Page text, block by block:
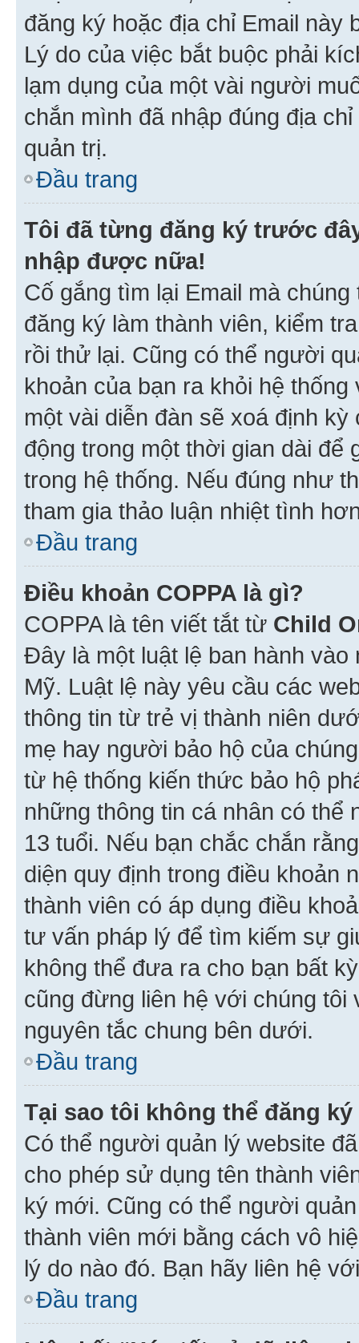
đăng ký hoặc địa chỉ Email này
Lý do của việc bắt buộc phải
lạm dụng của một vài người
chắn mình đã nhập đúng địa
quản trị.
Đầu trang
Tôi đã từng đăng ký trước
nhập được nữa!
Cố gắng tìm lại Email mà
đăng ký làm thành viên, kiểm
rồi thử lại. Cũng có thể người
khoản của bạn ra khỏi hệ
một vài diễn đàn sẽ xoá định
động trong một thời gian dài
trong hệ thống. Nếu đúng như
tham gia thảo luận nhiệt tình
Đầu trang
Điều khoản COPPA là gì?
COPPA là tên viết tắt từ Child
Đây là một luật lệ ban hành
Mỹ. Luật lệ này yêu cầu các
thông tin từ trẻ vị thành niên
mẹ hay người bảo hộ của
từ hệ thống kiến thức bảo hộ
những thông tin cá nhân có thể
13 tuổi. Nếu bạn chắc chắn
diện quy định trong điều khoản
thành viên có áp dụng điều
tư vấn pháp lý để tìm kiếm sự
không thể đưa ra cho bạn bất
cũng đừng liên hệ với chúng
nguyên tắc chung bên dưới.
Đầu trang
Tại sao tôi không thể đăng
Có thể người quản lý website
cho phép sử dụng tên thành
ký mới. Cũng có thể người
thành viên mới bằng cách vô
lý do nào đó. Bạn hãy liên hệ
Đầu trang